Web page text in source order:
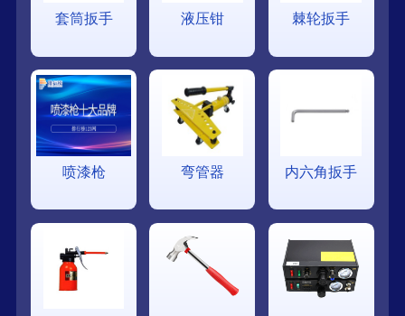
套筒扳手 液压钳 棘轮扳手
喷漆枪 弯管器 内六角扳手